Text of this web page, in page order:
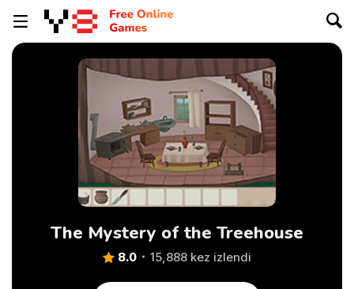
The Mystery of the Treehouse
8.0 15,888 kez izlendi